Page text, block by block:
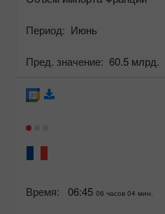
Период: Июнь
Пред. значение: 60.5 млрд.
Время: 06:45 06 часов 04 мин.